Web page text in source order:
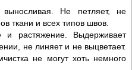
Не петляет, не
ткани и всех типов швов.
растяжение. Выдерживает
не линяет и не выцветает.
не могут хоть немного